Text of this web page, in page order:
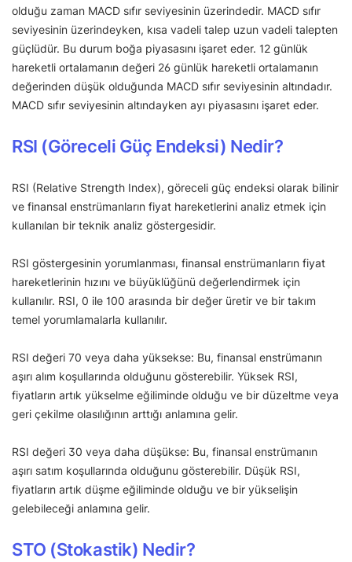
olduğu zaman MACD sıfır seviyesinin üzerindedir. MACD sıfır
seviyesinin üzerindeyken, kısa vadeli talep uzun vadeli talepten
güçlüdür. Bu durum boğa piyasasını işaret eder. 12 günlük
hareketli ortalamanın değeri 26 günlük hareketli ortalamanın
değerinden düşük olduğunda MACD sıfır seviyesinin altındadır.
MACD sıfır seviyesinin altındayken ayı piyasasını işaret eder.
RSI (Göreceli Güç Endeksi) Nedir?
RSI (Relative Strength Index), göreceli güç endeksi olarak bilinir
ve finansal enstrümanların fiyat hareketlerini analiz etmek için
kullanılan bir teknik analiz göstergesidir.
RSI göstergesinin yorumlanması, finansal enstrümanların fiyat
hareketlerinin hızını ve büyüklüğünü değerlendirmek için
kullanılır. RSI, 0 ile 100 arasında bir değer üretir ve bir takım
temel yorumlamalarla kullanılır.
RSI değeri 70 veya daha yüksekse: Bu, finansal enstrümanın
aşırı alım koşullarında olduğunu gösterebilir. Yüksek RSI,
fiyatların artık yükselme eğiliminde olduğu ve bir düzeltme veya
geri çekilme olasılığının arttığı anlamına gelir.
RSI değeri 30 veya daha düşükse: Bu, finansal enstrümanın
aşırı satım koşullarında olduğunu gösterebilir. Düşük RSI,
fiyatların artık düşme eğiliminde olduğu ve bir yükselişin
gelebileceği anlamına gelir.
STO (Stokastik) Nedir?